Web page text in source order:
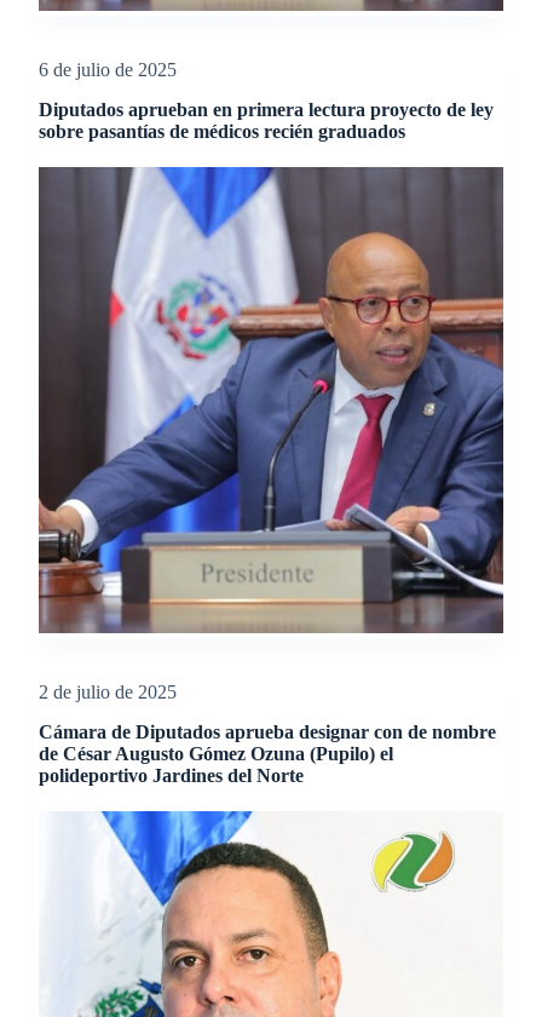
6 de julio de 2025
Diputados aprueban en primera lectura proyecto de ley
sobre pasantías de médicos recién graduados
2 de julio de 2025
Cámara de Diputados aprueba designar con de nombre
de César Augusto Gómez Ozuna (Pupilo) el
polideportivo Jardines del Norte